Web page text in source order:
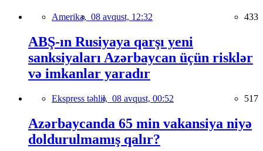
Amerika, 08 avqust, 12:32 433
ABŞ-ın Rusiyaya qarşı yeni
sanksiyaları Azərbaycan üçün risklər
və imkanlar yaradır
Ekspress təhlil, 08 avqust, 00:52 517
Azərbaycanda 65 min vakansiya niyə
doldurulmamış qalır?